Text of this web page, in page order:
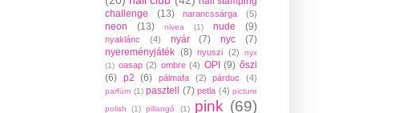
challenge
(13) narancssárga (5)
neon (13) nivea (1) nude (9)
nyaklánc (4) nyár (7) nyc
(7)
nyereményjáték (8) nyuszi (2)
nyx
(1) oasap (2) ombre (4) OPI (9) őszi
(6) p2 (6) pálmafa (2) párduc (4)
parfüm (1) pasztell (7) petla (4) picture
polish
(1) pillangó (1) pink (69)